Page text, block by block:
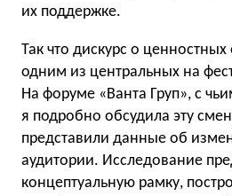
их поддержке.
Так что дискурс о ценностных
одним из центральных на
На форуме «Ванта Груп», с
я подробно обсудила эту
представили данные об
аудитории. Исследование
концептуальную рамку,